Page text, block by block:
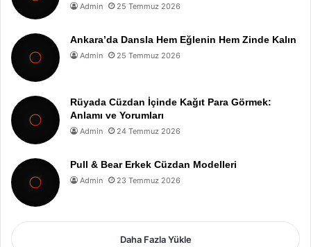
Admin 25 Temmuz 2026
Ankara’da Dansla Hem Eğlenin Hem Zinde Kalın
Admin 25 Temmuz 2026
Rüyada Cüzdan İçinde Kağıt Para Görmek:
Anlamı ve Yorumları
Admin 24 Temmuz 2026
Pull & Bear Erkek Cüzdan Modelleri
Admin 23 Temmuz 2026
Daha Fazla Yükle